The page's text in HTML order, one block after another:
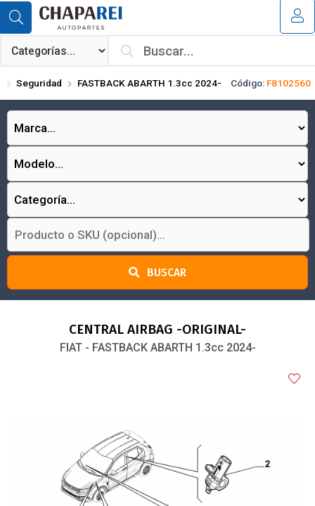
Compartir por email
¿Tienes cupón de descuento?
Seguridad FASTBACK ABARTH 1.3cc 2024- Código: F8102560
BUSCAR
CENTRAL AIRBAG -ORIGINAL-
FIAT - FASTBACK ABARTH 1.3cc 2024-